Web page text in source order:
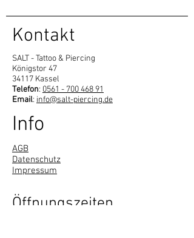
Kontakt
SALT - Tattoo & Piercing
Königstor 47
34117 Kassel
Telefon: 0561 - 700 468 91
Email: info@salt-piercing.de
Info
AGB
Datenschutz
Impressum
Öffnungszeiten